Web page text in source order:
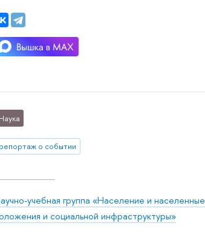
репортаж о событии
учебная группа «Население и
и социальной инфраструктуры»